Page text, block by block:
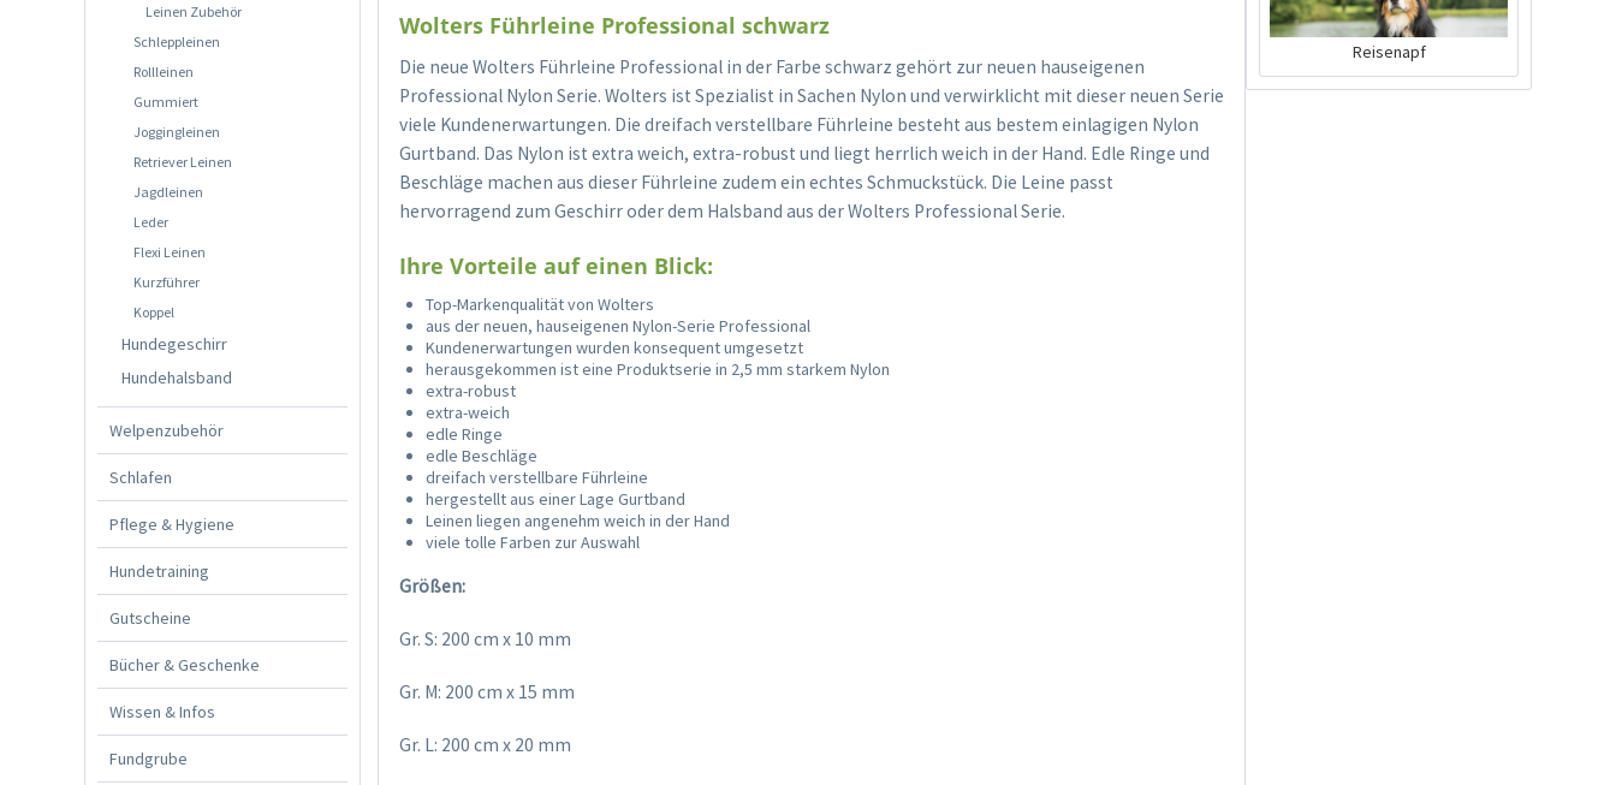
Leinen Zubehör
Schleppleinen
Rollleinen
Gummiert
Joggingleinen
Retriever Leinen
Jagdleinen
Leder
Flexi Leinen
Kurzführer
Koppel
Hundegeschirr
Hundehalsband
Welpenzubehör
Schlafen
Pflege & Hygiene
Hundetraining
Gutscheine
Bücher & Geschenke
Wissen & Infos
Fundgrube
Wolters Führleine Professional schwarz
Die neue Wolters Führleine Professional in der Farbe schwarz gehört zur neuen hauseigenen
Professional Nylon Serie. Wolters ist Spezialist in Sachen Nylon und verwirklicht mit dieser neuen Serie
viele Kundenerwartungen. Die dreifach verstellbare Führleine besteht aus bestem einlagigen Nylon
Gurtband. Das Nylon ist extra weich, extra-robust und liegt herrlich weich in der Hand. Edle Ringe und
Beschläge machen aus dieser Führleine zudem ein echtes Schmuckstück. Die Leine passt
hervorragend zum Geschirr oder dem Halsband aus der Wolters Professional Serie.
Ihre Vorteile auf einen Blick:
Top-Markenqualität von Wolters
aus der neuen, hauseigenen Nylon-Serie Professional
Kundenerwartungen wurden konsequent umgesetzt
herausgekommen ist eine Produktserie in 2,5 mm starkem Nylon
extra-robust
extra-weich
edle Ringe
edle Beschläge
dreifach verstellbare Führleine
hergestellt aus einer Lage Gurtband
Leinen liegen angenehm weich in der Hand
viele tolle Farben zur Auswahl
Größen:
Gr. S: 200 cm x 10 mm
Gr. M: 200 cm x 15 mm
Gr. L: 200 cm x 20 mm
Reisenapf